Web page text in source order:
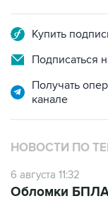
Купить
Подписаться
Получать
канале
НОВОСТИ ПО
6 августа 11:32
Обломки БПЛА